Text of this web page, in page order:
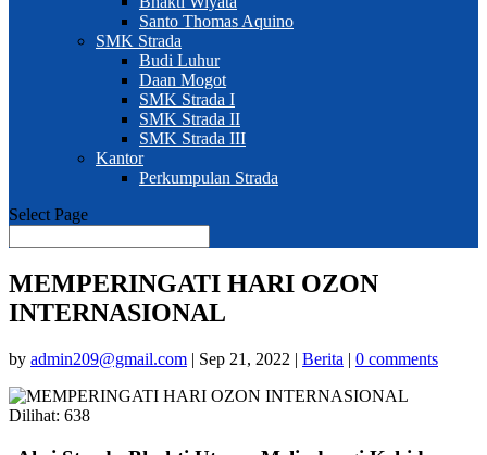
Santo Thomas Aquino
SMK Strada
Budi Luhur
Daan Mogot
SMK Strada I
SMK Strada II
SMK Strada III
Kantor
Perkumpulan Strada
Select Page
MEMPERINGATI HARI OZON
INTERNASIONAL
by admin209@gmail.com | Sep 21, 2022 | Berita | 0 comments
Dilihat: 638